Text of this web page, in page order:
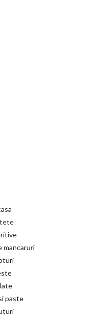
mancaruri
paste